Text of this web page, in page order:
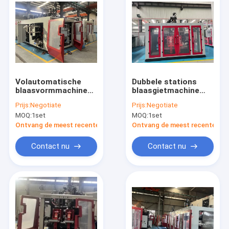
Producten
Ongeveer ons
Volautomatische
blaasvormmachine
Prijs:Negotiate
MOQ:1set
Ontvang de meest recente Prijs
Contact nu
Dubbele stations
blaasgietmachine
Prijs:Negotiate
MOQ:1set
Ontvang de meest recente
Contact nu